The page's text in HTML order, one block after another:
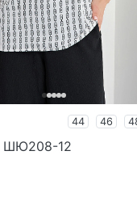
44 46
ШЮ208-12